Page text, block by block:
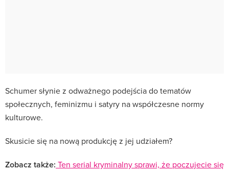
Schumer słynie z odważnego podejścia do tematów
społecznych, feminizmu i satyry na współczesne normy
kulturowe.
Skusicie się na nową produkcję z jej udziałem?
Zobacz także: Ten serial kryminalny sprawi, że poczujecie się